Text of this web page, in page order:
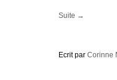
Suite →
Ecrit par Corinne